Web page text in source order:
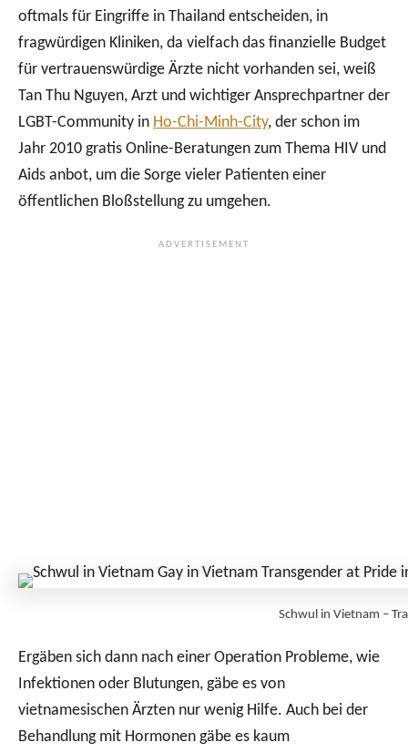
oftmals für Eingriffe in Thailand entscheiden, in
fragwürdigen Kliniken, da vielfach das finanzielle Budget
für vertrauenswürdige Ärzte nicht vorhanden sei, weiß
Tan Thu Nguyen, Arzt und wichtiger Ansprechpartner der
LGBT-Community in Ho-Chi-Minh-City, der schon im
Jahr 2010 gratis Online-Beratungen zum Thema HIV und
Aids anbot, um die Sorge vieler Patienten einer
öffentlichen Bloßstellung zu umgehen.
Schwul in Vietnam –
Ergäben sich dann nach einer Operation Probleme, wie
Infektionen oder Blutungen, gäbe es von
vietnamesischen Ärzten nur wenig Hilfe. Auch bei der
Behandlung mit Hormonen gäbe es kaum